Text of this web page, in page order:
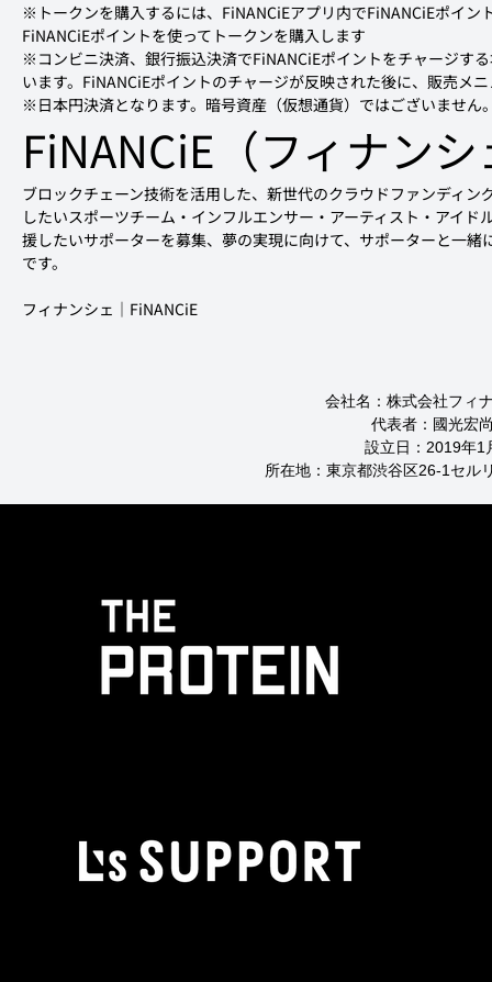
※トークンを購入するには、FiNANCiEアプリ内でFiNANCiEポイン
FiNANCiEポイントを使ってトークンを購入します
※コンビニ決済、銀行振込決済でFiNANCiEポイントをチャージす
います。FiNANCiEポイントのチャージが反映された後に、販売メ
※日本円決済となります。暗号資産（仮想通貨）ではございません
FiNANCiE（フィナン
ブロックチェーン技術を活用した、新世代のクラウドファンディ
したいスポーツチーム・インフルエンサー・アーティスト・アイ
援したいサポーターを募集、夢の実現に向けて、サポーターと一
です。
フィナンシェ｜FiNANCiE
会社名：株式会社フィ
代表者：國光宏
設立日：2019年1
所在地：東京都渋谷区26-1セル